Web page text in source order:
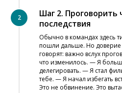
Шаг 2. Проговорить
последствия
Обычно в командах здесь
пошли дальше. Но доверие
говорят: важно вслух
что изменилось. — Я
делегировать. — Я стал
тебе. — Я начал избегать
Это не обвинение. Это